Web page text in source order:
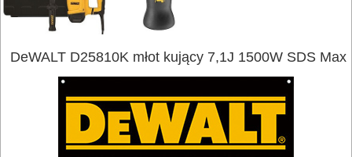
ELEKTRONARZĘDZIA
DeWALT D25810K młot kujący 7,1J 1500W SDS Max